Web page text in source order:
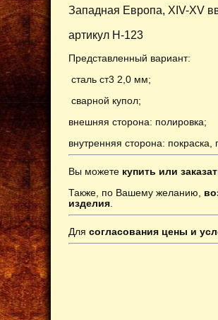
Западная Европа, XIV-XV
артикул H-123
Представленный вариант:
сталь ст3 2,0 мм;
сварной купол;
внешняя сторона: полировка;
внутренняя сторона: покраска,
Вы можете купить или
Также, по Вашему желанию,
изделия
Для согласования цены и